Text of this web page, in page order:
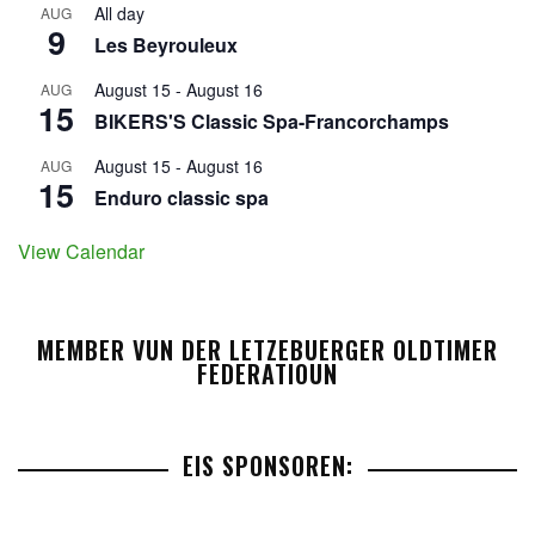
AUG
9
All day
Les Beyrouleux
AUG
15
August 15 - August 16
BIKERS'S Classic Spa-Francorchamps
AUG
15
August 15 - August 16
Enduro classic spa
View Calendar
MEMBER VUN DER LETZEBUERGER OLDTIMER
FEDERATIOUN
EIS SPONSOREN: